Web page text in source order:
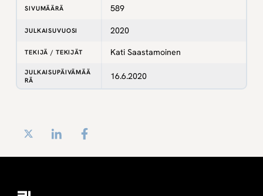
SIVUMÄÄRÄ 589
JULKAISUVUOSI 2020
TEKIJÄ / TEKIJÄT Kati Saastamoinen
JULKAISUPÄIVÄMÄÄ
RÄ
16.6.2020
Twitter LinkedIn